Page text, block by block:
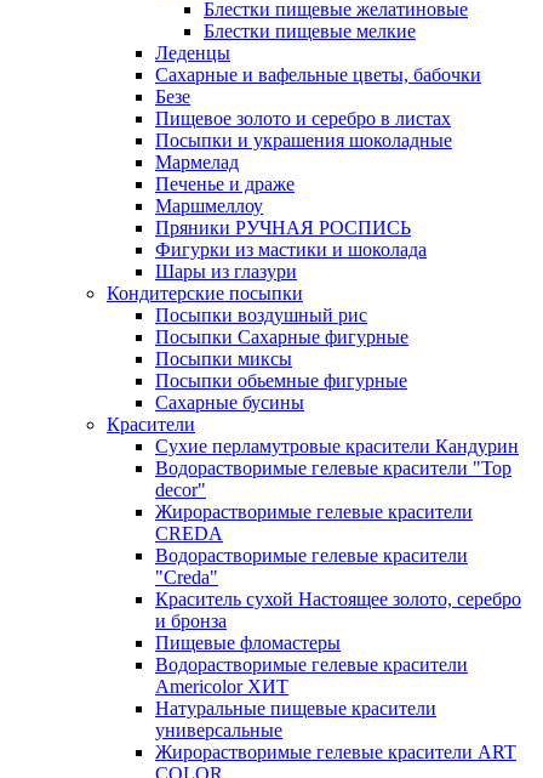
Блестки пищевые желатиновые
Блестки пищевые мелкие
Леденцы
Сахарные и вафельные цветы, бабочки
Безе
Пищевое золото и серебро в листах
Посыпки и украшения шоколадные
Мармелад
Печенье и драже
Маршмеллоу
Пряники РУЧНАЯ РОСПИСЬ
Фигурки из мастики и шоколада
Шары из глазури
Кондитерские посыпки
Посыпки воздушный рис
Посыпки Сахарные фигурные
Посыпки миксы
Посыпки обьемные фигурные
Сахарные бусины
Красители
Сухие перламутровые красители Кандурин
Водорастворимые гелевые красители "Top
decor"
Жирорастворимые гелевые красители
CREDA
Водорастворимые гелевые красители
"Creda"
Краситель сухой Настоящее золото, серебро
и бронза
Пищевые фломастеры
Водорастворимые гелевые красители
Americolor ХИТ
Натуральные пищевые красители
универсальные
Жирорастворимые гелевые красители ART
COLOR